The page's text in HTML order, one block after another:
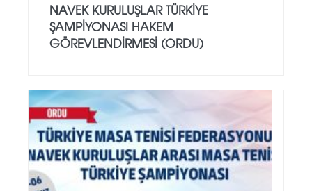
NAVEK KURULUŞLAR TÜRKIYE
ŞAMPIYONASI HAKEM
GÖREVLENDIRMESI (ORDU)